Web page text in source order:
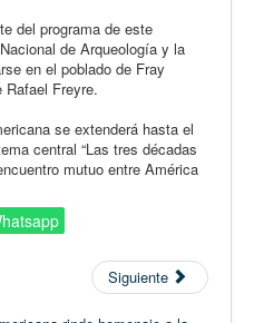
del programa de este
de Arqueología y la
en el poblado de Fray
Rafael Freyre.
se extenderá hasta el
central “Las tres décadas
mutuo entre América
Siguiente